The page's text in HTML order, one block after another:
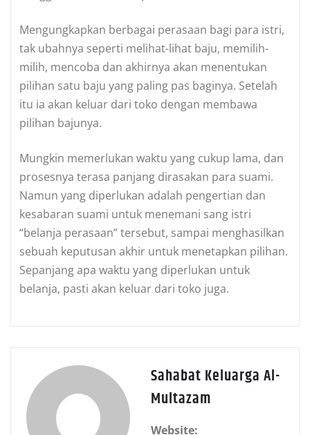
Mengungkapkan berbagai perasaan bagi para istri,
tak ubahnya seperti melihat-lihat baju, memilih-
milih, mencoba dan akhirnya akan menentukan
pilihan satu baju yang paling pas baginya. Setelah
itu ia akan keluar dari toko dengan membawa
pilihan bajunya.
Mungkin memerlukan waktu yang cukup lama, dan
prosesnya terasa panjang dirasakan para suami.
Namun yang diperlukan adalah pengertian dan
kesabaran suami untuk menemani sang istri
“belanja perasaan” tersebut, sampai menghasilkan
sebuah keputusan akhir untuk menetapkan pilihan.
Sepanjang apa waktu yang diperlukan untuk
belanja, pasti akan keluar dari toko juga.
Sahabat Keluarga Al-
Multazam
Website: